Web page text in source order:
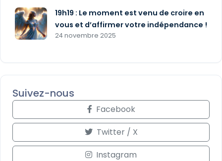
19h19 : Le moment est venu de croire en
vous et d’affirmer votre indépendance !
24 novembre 2025
Suivez-nous
Facebook
Twitter / X
Instagram